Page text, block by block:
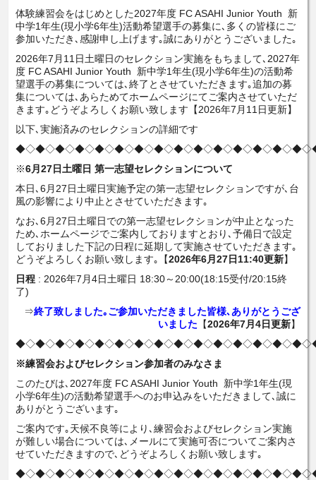
体験練習会をはじめとした2027年度 FC ASAHI Junior Youth 新
中学1年生(現小学6年生)活動希望選手の募集に､多くの皆様にご
参加いただき､感謝申し上げます｡誠にありがとうございました｡
2026年7月11日土曜日のセレクション実施をもちまして､2027年
度 FC ASAHI Junior Youth 新中学1年生(現小学6年生)の活動希
望選手の募集については､終了とさせていただきます｡追加の募
集については､あらためてホームページにてご案内させていただ
きます｡どうぞよろしくお願い致します【2026年7月11日更新】
以下､実施済みのセレクションの詳細です
※6月27日土曜日 第一志望セレクションについて
本日､6月27日土曜日実施予定の第一志望セレクションですが､台
風の影響により中止とさせていただきます｡
なお､6月27日土曜日での第一志望セレクションが中止となった
ため､ホームページでご案内しておりますとおり､予備日で設定
しておりました下記の日程に延期して実施させていただきます｡
どうぞよろしくお願い致します｡【2026年6月27日11:40更新】
日程 : 2026年7月4日土曜日 18:30～20:00(18:15受付/20:15終
了)
⇒終了致しました｡ご参加いただきました皆様､ありがとうござ
いました 【2026年7月4日更新】
※練習会およびセレクション参加者のみなさま
このたびは､2027年度 FC ASAHI Junior Youth 新中学1年生(現
小学6年生)の活動希望選手へのお申込みをいただきまして､誠に
ありがとうございます｡
ご案内です｡天候不良等により､練習会およびセレクション実施
が難しい場合については､メールにて実施可否についてご案内さ
せていただきますので､どうぞよろしくお願い致します｡